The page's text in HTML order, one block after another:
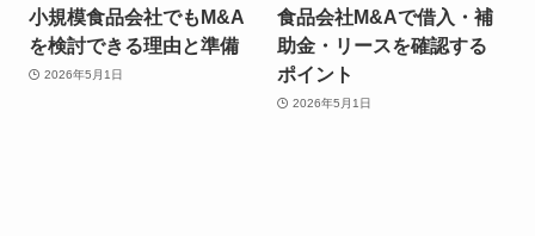
小規模食品会社でもM&A
を検討できる理由と準備
2026年5月1日
食品会社M&Aで借入・補
助金・リースを確認する
ポイント
2026年5月1日